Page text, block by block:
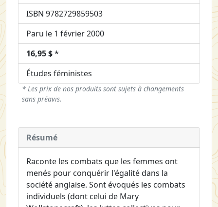
ISBN 9782729859503
Paru le 1 février 2000
16,95 $*
Études féministes
* Les prix de nos produits sont sujets à changements
sans préavis.
Résumé
Raconte les combats que les femmes ont
menés pour conquérir l'égalité dans la
société anglaise. Sont évoqués les combats
individuels (dont celui de Mary